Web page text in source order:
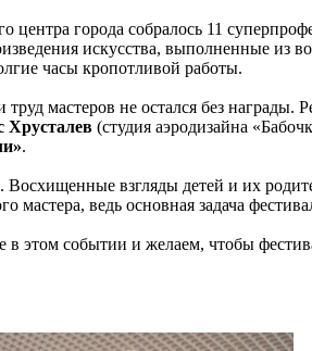
центра города собралось 11
искусства, выполненные из
часы кропотливой работы.
труд мастеров не остался без
Хрусталев (студия аэродизайна
.
взгляды детей и их
ведь основная задача
этом событии и желаем, чтобы